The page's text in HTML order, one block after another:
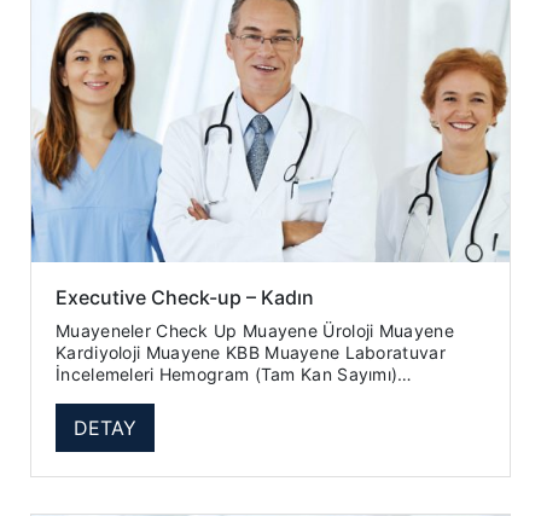
Executive Check-up – Kadın
Muayeneler Check Up Muayene Üroloji Muayene
Kardiyoloji Muayene KBB Muayene Laboratuvar
İncelemeleri Hemogram (Tam Kan Sayımı)
DETAY